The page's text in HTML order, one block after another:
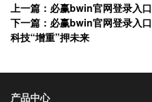
上一篇：必赢bwin官网登录入
下一篇：必赢bwin官网登录入
科技“增重”押未来
产品中心